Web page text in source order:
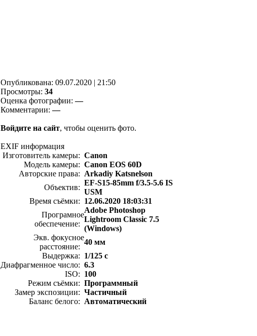
Опубликованa: 09.07.2020 | 21:50
Просмотры: 34
Оценка фотографии:—
Комментарии:—
Войдите на сайт, чтобы оценить фото.
EXIF информация
Изготовитель камеры: Canon
Модель камеры: Canon EOS 60D
Авторские права: Arkadiy Katsnelson
Объектив:
EF-S15-85mm f/3.5-5.6 IS
USM
Время съёмки: 12.06.2020 18:03:31
Програмное
обеспечение:
Adobe Photoshop
Lightroom Classic 7.5
(Windows)
Экв. фокусное
расстояние:
40 мм
Выдержка: 1/125 с
Диафрагменное число: 6.3
ISO: 100
Режим съёмки: Программный
Замер экспозиции: Частичный
Баланс белого: Автоматический